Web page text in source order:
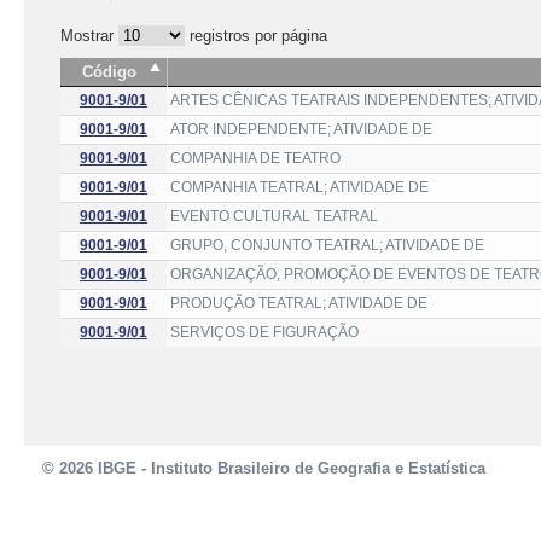
Mostrar
registros por página
Código
9001-9/01
ARTES CÊNICAS TEATRAIS INDEPENDENTES;
9001-9/01
ATOR INDEPENDENTE; ATIVIDADE DE
9001-9/01
COMPANHIA DE TEATRO
9001-9/01
COMPANHIA TEATRAL; ATIVIDADE DE
9001-9/01
EVENTO CULTURAL TEATRAL
9001-9/01
GRUPO, CONJUNTO TEATRAL; ATIVIDADE DE
9001-9/01
ORGANIZAÇÃO, PROMOÇÃO DE EVENTOS DE
9001-9/01
PRODUÇÃO TEATRAL; ATIVIDADE DE
9001-9/01
SERVIÇOS DE FIGURAÇÃO
© 2026 IBGE - Instituto Brasileiro de Geografia e Estatística